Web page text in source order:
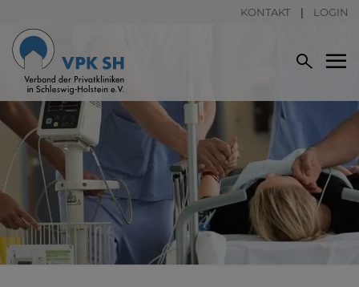
KONTAKT LOGIN